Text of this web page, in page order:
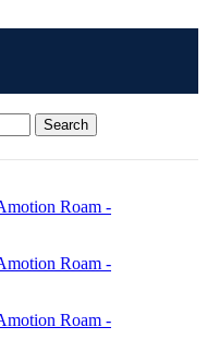
Search